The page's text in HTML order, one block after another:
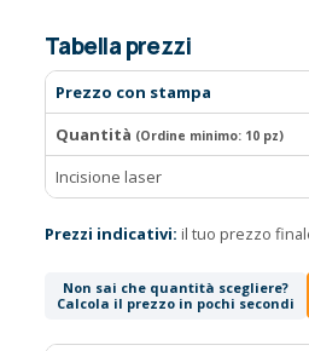
Tabella prezzi
Prezzo con stampa
Quantità (Ordine minimo: 10 pz)
Incisione laser
Prezzi indicativi: il tuo prezzo
Non sai che quantità scegliere?
Calcola il prezzo in pochi secondi